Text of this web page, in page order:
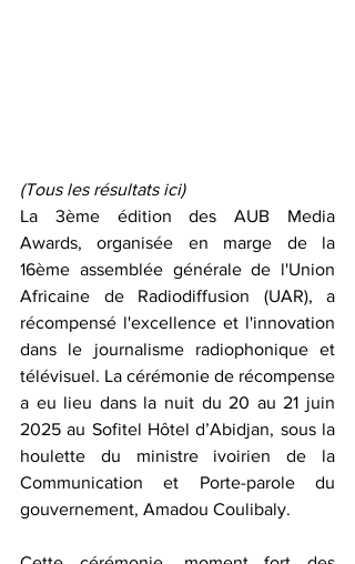
(Tous les résultats ici)
La
3ème édition des AUB Media
Awards, organisée en marge de la
16ème assemblée générale de l'Union
Africaine de Radiodiffusion (UAR), a
récompensé l'excellence et l'innovation
dans le journalisme radiophonique et
télévisuel. La cérémonie de récompense
a eu lieu dans la nuit du 20 au 21 juin
2025 au Sofitel Hôtel d’Abidjan, sous la
houlette du ministre ivoirien de la
Communication et Porte-parole du
gouvernement, Amadou Coulibaly.